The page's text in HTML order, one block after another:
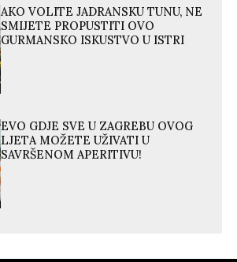
AKO VOLITE JADRANSKU TUNU, NE
SMIJETE PROPUSTITI OVO
GURMANSKO ISKUSTVO U ISTRI
EVO GDJE SVE U ZAGREBU OVOG
LJETA MOŽETE UŽIVATI U
SAVRŠENOM APERITIVU!